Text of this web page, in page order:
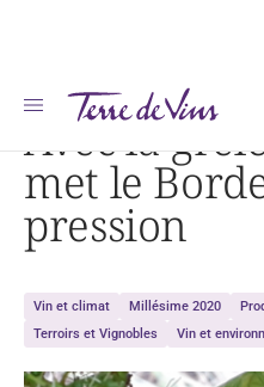
Accueil Avec la grêle, le mildiou met le
Avec la
met le
pression
Vin et climat Millésime 2020
Terroirs et Vignobles
Vin et